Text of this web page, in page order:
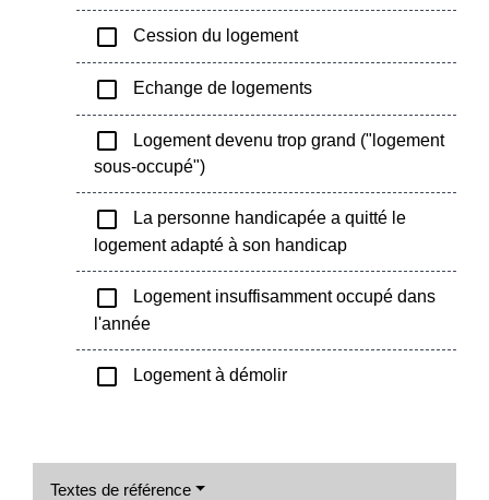
check_box_outline_blank Cession du logement
check_box_outline_blank Echange de logements
check_box_outline_blank
Logement devenu trop grand ("logement
sous-occupé")
check_box_outline_blank
La personne handicapée a quitté le
logement adapté à son handicap
check_box_outline_blank
Logement insuffisamment occupé dans
l'année
check_box_outline_blank Logement à démolir
Textes de référence